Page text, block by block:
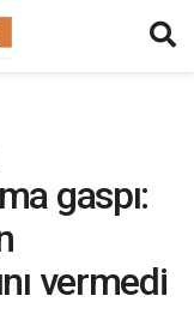
gaspı:
vermedi